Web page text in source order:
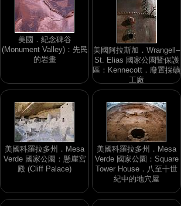
美國．紀念碑谷
(Monument Valley)：先民
的岩畫
美國阿拉斯加．Wrangell–
St. Elias 國家公園暨保護
區：Kennecott．廢置採礦
工廠
美國科羅拉多州．Mesa
Verde 國家公園：懸崖宮
殿 (Cliff Palace)
美國科羅拉多州．Mesa
Verde 國家公園：Square
Tower House．八至十世
紀中的地穴屋